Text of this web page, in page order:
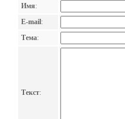
Имя:
E-mail:
Тема:
Текст: